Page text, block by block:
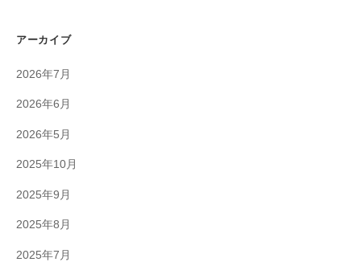
アーカイブ
2026年7月
2026年6月
2026年5月
2025年10月
2025年9月
2025年8月
2025年7月